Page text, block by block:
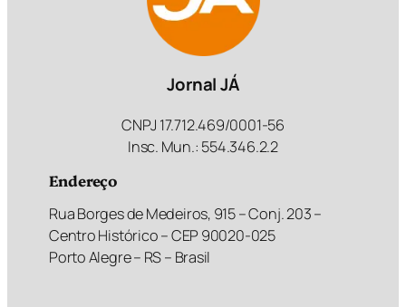
Jornal JÁ
CNPJ 17.712.469/0001-56
Insc. Mun.: 554.346.2.2
Endereço
Rua Borges de Medeiros, 915 – Conj. 203 –
Centro Histórico – CEP 90020-025
Porto Alegre – RS – Brasil